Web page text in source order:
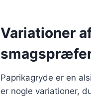
Variationer
Paprikagryde er en
er nogle variationer,